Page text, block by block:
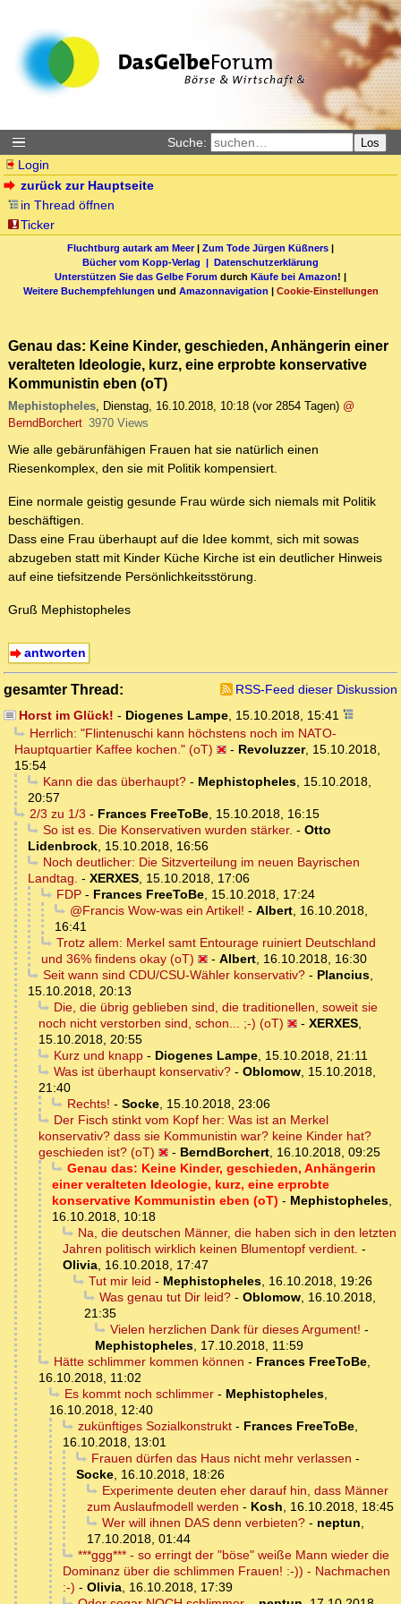
Suche: Los
Login
zurück zur Hauptseite
in Thread öffnen
Ticker
Fluchtburg autark am Meer| Zum Tode Jürgen Küßners |
Bücher vom Kopp-Verlag | Datenschutzerklärung
Unterstützen Sie das Gelbe Forum durch Käufe bei Amazon! |
Weitere Buchempfehlungen und Amazonnavigation | Cookie-Einstellungen
Genau das: Keine Kinder, geschieden, Anhängerin einer
veralteten Ideologie, kurz, eine erprobte konservative
Kommunistin eben (oT)
Mephistopheles, Dienstag, 16.10.2018, 10:18 (vor 2854 Tagen) @
BerndBorchert 3970 Views
Wie alle gebärunfähigen Frauen hat sie natürlich einen
Riesenkomplex, den sie mit Politik kompensiert.
Eine normale geistig gesunde Frau würde sich niemals mit Politik
beschäftigen.
Dass eine Frau überhaupt auf die Idee kommt, sich mit sowas
abzugeben statt mit Kinder Küche Kirche ist ein deutlicher Hinweis
auf eine tiefsitzende Persönlichkeitsstörung.
Gruß Mephistopheles
antworten
gesamter Thread:
RSS-Feed dieser Diskussion
Horst im Glück! - Diogenes Lampe, 15.10.2018, 15:41
Herrlich: "Flintenuschi kann höchstens noch im NATO-
Hauptquartier Kaffee kochen." (oT)
- Revoluzzer, 15.10.2018,
15:54
Kann die das überhaupt?- Mephistopheles, 15.10.2018,
20:57
2/3 zu 1/3 - Frances FreeToBe, 15.10.2018, 16:15
So ist es. Die Konservativen wurden stärker. - Otto
Lidenbrock, 15.10.2018, 16:56
Noch deutlicher: Die Sitzverteilung im neuen Bayrischen
Landtag. - XERXES, 15.10.2018, 17:06
FDP- Frances FreeToBe, 15.10.2018, 17:24
@Francis Wow-was ein Artikel! - Albert, 16.10.2018,
16:41
Trotz allem: Merkel samt Entourage ruiniert Deutschland
und 36% findens okay (oT)
- Albert, 16.10.2018, 16:30
Seit wann sind CDU/CSU-Wähler konservativ?- Plancius,
15.10.2018, 20:13
Die, die übrig geblieben sind, die traditionellen, soweit sie
noch nicht verstorben sind, schon... ;-) (oT)
- XERXES,
15.10.2018, 20:55
Kurz und knapp- Diogenes Lampe, 15.10.2018, 21:11
Was ist überhaupt konservativ?- Oblomow, 15.10.2018,
21:40
Rechts! - Socke, 15.10.2018, 23:06
Der Fisch stinkt vom Kopf her: Was ist an Merkel
konservativ? dass sie Kommunistin war? keine Kinder hat?
geschieden ist? (oT)
- BerndBorchert, 16.10.2018, 09:25
Genau das: Keine Kinder, geschieden, Anhängerin
einer veralteten Ideologie, kurz, eine erprobte
konservative Kommunistin eben (oT) - Mephistopheles,
16.10.2018, 10:18
Na, die deutschen Männer, die haben sich in den letzten
Jahren politisch wirklich keinen Blumentopf verdient. -
Olivia, 16.10.2018, 17:47
Tut mir leid - Mephistopheles, 16.10.2018, 19:26
Was genau tut Dir leid?- Oblomow, 16.10.2018,
21:35
Vielen herzlichen Dank für dieses Argument! -
Mephistopheles, 17.10.2018, 11:59
Hätte schlimmer kommen können - Frances FreeToBe,
16.10.2018, 11:02
Es kommt noch schlimmer- Mephistopheles,
16.10.2018, 12:40
zukünftiges Sozialkonstrukt- Frances FreeToBe,
16.10.2018, 13:01
Frauen dürfen das Haus nicht mehr verlassen -
Socke, 16.10.2018, 18:26
Experimente deuten eher darauf hin, dass Männer
zum Auslaufmodell werden - Kosh, 16.10.2018, 18:45
Wer will ihnen DAS denn verbieten?- neptun,
17.10.2018, 01:44
***ggg*** - so erringt der "böse" weiße Mann wieder die
Dominanz über die schlimmen Frauen! :-)) - Nachmachen
:-) - Olivia, 16.10.2018, 17:39